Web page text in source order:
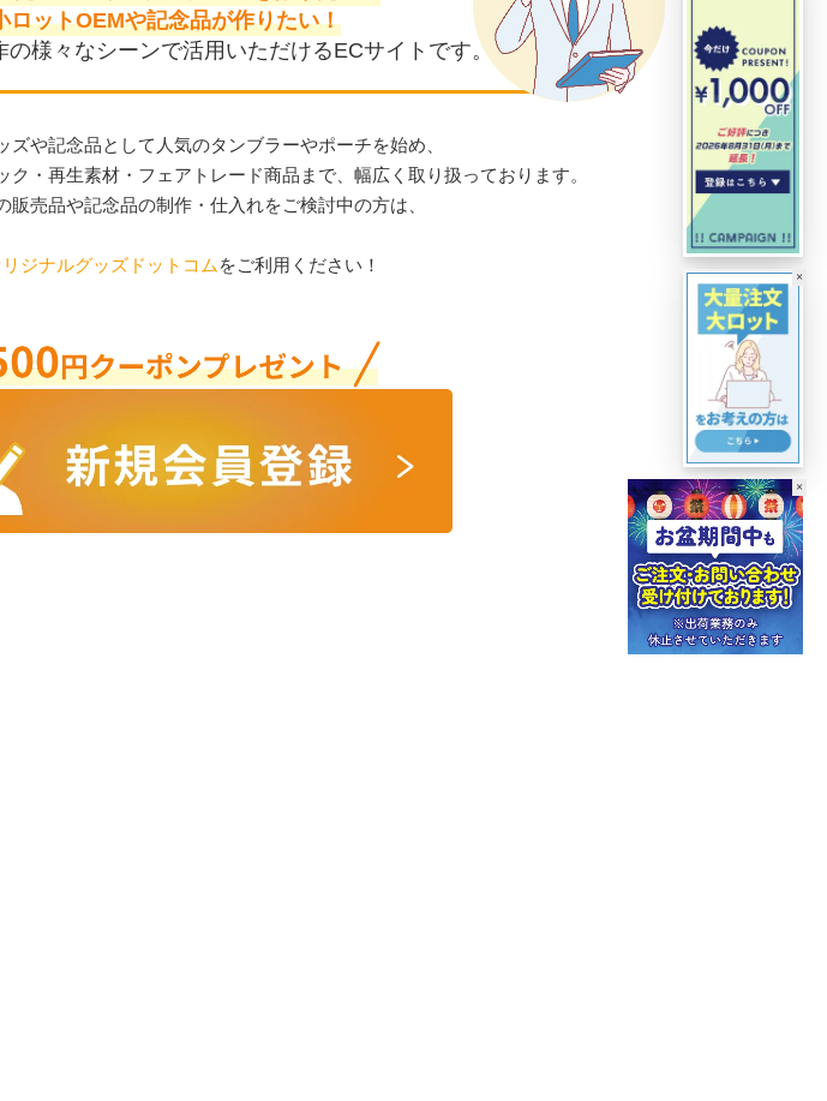
ロットOEMや記念品が作りたい！
の様々なシーンで活用いただけるECサイトです。
ズや記念品として人気のタンブラーやポーチを始め、
・再生素材・フェアトレード商品まで、幅広く取り扱っております。
販売品や記念品の制作・仕入れをご検討中の方は、
リジナルグッズドットコム をご利用ください！
×
×